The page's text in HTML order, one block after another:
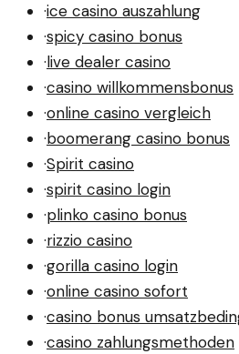
·ice casino auszahlung
·spicy casino bonus
·live dealer casino
·casino willkommensbonus
·online casino vergleich
·boomerang casino bonus
·Spirit casino
·spirit casino login
·plinko casino bonus
·rizzio casino
·gorilla casino login
·online casino sofort
·casino bonus
·casino zahlungsmethoden